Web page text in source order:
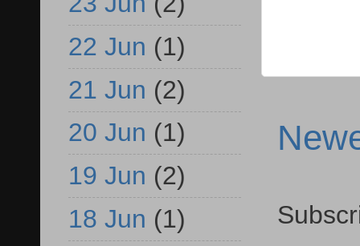
22 Jun (1)
21 Jun (2)
20 Jun (1)
19 Jun (2)
18 Jun (1)